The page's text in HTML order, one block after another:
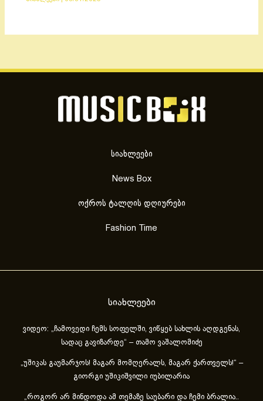
სიახლეები
News Box
ოქროს ტალღის დღიურები
Fashion Time
სიახლეები
ვიდეო: „ჩამოვედი ჩემს სოფელში, ვიწყებ სახლის აღდგენას,
სადაც გავიზარდე“ – თამო ვაშალომიძე
„უშიკას გაუმარჯოს! მაგარ მომღერალს, მაგარ ქართველს!“ –
გიორგი უშიკიშვილი იუბილარია
„როგორ არ მინდოდა ამ თემაზე საუბარი და ჩემი ბრალია..